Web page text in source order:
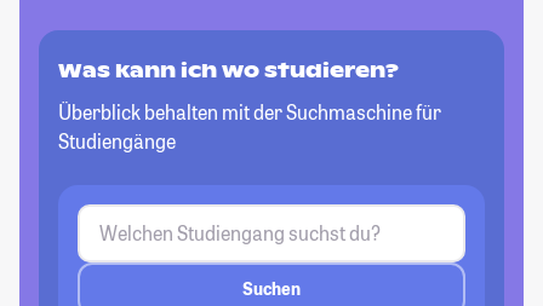
Was kann ich wo studieren?
Überblick behalten mit der Suchmaschine für
Studiengänge
Suchen